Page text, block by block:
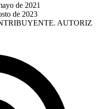
de 2021
de 2023
AUTORIZ